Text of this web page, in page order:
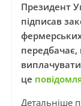
Президент
підписав
це
Детальніше